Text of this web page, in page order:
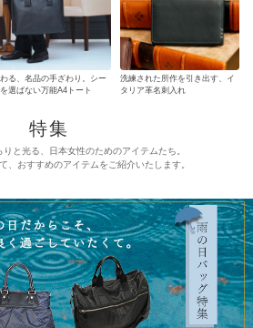
美しい。ガラスワンハンドルバッグArt Mine（アー
ークグリーン」登場（2026.1.9）
ーズ》手のひらサイズに、長財布の収納力。“七分
（ミーティアウォレット ワルツ）より、新色「ナイ
の特設ページを公開しました（2026.1.1）
ージを公開しました（2025.12.24）
デイリーワンハンドルEleonora（エレオノーラ）人
、シルバー金具モデル登場（2025.12.22）
える。季節の品格ワンハンドル2wayバッグPorta
る、名品の手ざわり。シー
選ばない万能A4トート
洗練された所作を引き出す、イ
タリア革名刺入れ
特集
と光る、日本女性のためのアイテムたち。
、おすすめのアイテムをご紹介いたします。